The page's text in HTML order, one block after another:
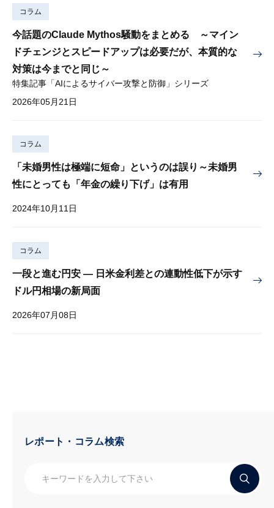
コラム
今話題のClaude Mythos騒動をまとめる ～マイン
ドチェンジとスピードアップは必要だが、本質的な
対策は今までと同じ～
特集記事「AIによるサイバー攻撃と防御」シリーズ
2026年05月21日
コラム
「未婚男性は極端に短命」というのは誤り～未婚男
性にとっても「年金の繰り下げ」は有用
2024年10月11日
コラム
一段と進む円安 — 日米金利差との連動性低下が示す
ドル円相場の新局面
2026年07月08日
レポート・コラム検索